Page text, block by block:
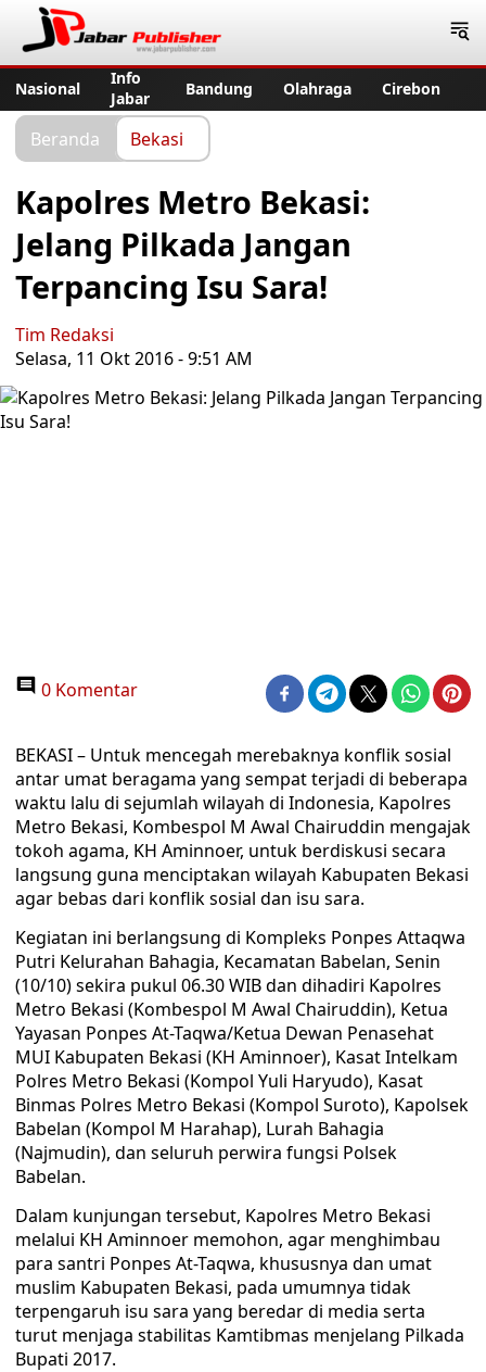
Nasional
Info
Jabar
Bandung Olahraga Cirebon
Beranda Bekasi
Kapolres Metro Bekasi:
Jelang Pilkada Jangan
Terpancing Isu Sara!
Tim Redaksi
Selasa, 11 Okt 2016 - 9:51 AM
0 Komentar
BEKASI – Untuk mencegah merebaknya konflik sosial
antar umat beragama yang sempat terjadi di beberapa
waktu lalu di sejumlah wilayah di Indonesia, Kapolres
Metro Bekasi, Kombespol M Awal Chairuddin mengajak
tokoh agama, KH Aminnoer, untuk berdiskusi secara
langsung guna menciptakan wilayah Kabupaten Bekasi
agar bebas dari konflik sosial dan isu sara.‬
Kegiatan ini berlangsung di Kompleks Ponpes Attaqwa
Putri Kelurahan Bahagia, Kecamatan Babelan, Senin
(10/10) sekira pukul 06.30 WIB dan dihadiri Kapolres
Metro Bekasi (Kombespol M Awal Chairuddin), Ketua
Yayasan Ponpes At-Taqwa/Ketua Dewan Penasehat
MUI Kabupaten Bekasi (KH Aminnoer), Kasat Intelkam
Polres Metro Bekasi (Kompol Yuli Haryudo), Kasat
Binmas Polres Metro Bekasi (Kompol Suroto), Kapolsek
Babelan (Kompol M Harahap), Lurah Bahagia
(Najmudin), dan seluruh perwira fungsi Polsek
Babelan.‬
Dalam kunjungan tersebut, Kapolres Metro Bekasi
melalui KH Aminnoer memohon, agar menghimbau
para santri Ponpes At-Taqwa, khususnya dan umat
muslim Kabupaten Bekasi, pada umumnya tidak
terpengaruh isu sara yang beredar di media serta
turut menjaga stabilitas Kamtibmas menjelang Pilkada
Bupati 2017.‬